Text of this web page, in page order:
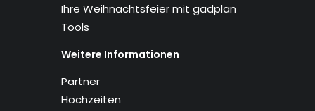
Ihre Weihnachtsfeier mit gadplan
Tools
Weitere Informationen
Partner
Hochzeiten